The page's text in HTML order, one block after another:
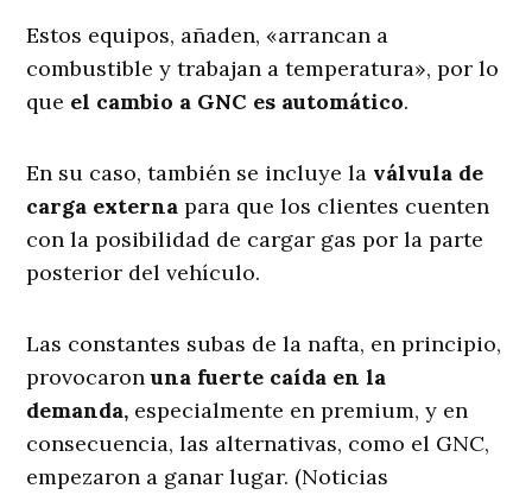
Estos equipos, añaden, «arrancan a
combustible y trabajan a temperatura», por lo
que el cambio a GNC es automático.
En su caso, también se incluye la válvula de
carga externa para que los clientes cuenten
con la posibilidad de cargar gas por la parte
posterior del vehículo.
Las constantes subas de la nafta, en principio,
provocaronuna fuerte caída en la
demanda, especialmente en premium, y en
consecuencia, las alternativas, como el GNC,
empezaron a ganar lugar. (Noticias